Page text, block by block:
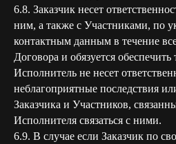
6.8. Заказчик несет
ним, а также с Участниками, по
контактным данным в течение
Договора и обязуется обеспечить
Исполнитель не несет
неблагоприятные последствия
Заказчика и Участников,
Исполнителя связаться с ними.
6.9. В случае если Заказчик по